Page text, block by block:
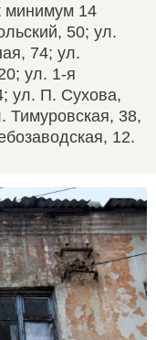
минимум 14
50; ул.
74; ул.
ул. 1-я
ул. П. Сухова,
Тимуровская, 38,
12.